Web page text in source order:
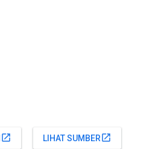
open_in_new LIHAT SUMBERopen_in_new